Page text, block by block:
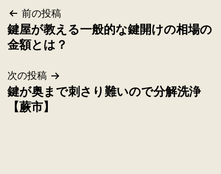
前の投稿
鍵屋が教える一般的な鍵開けの相場の
金額とは？
次の投稿
鍵が奥まで刺さり難いので分解洗浄
【蕨市】